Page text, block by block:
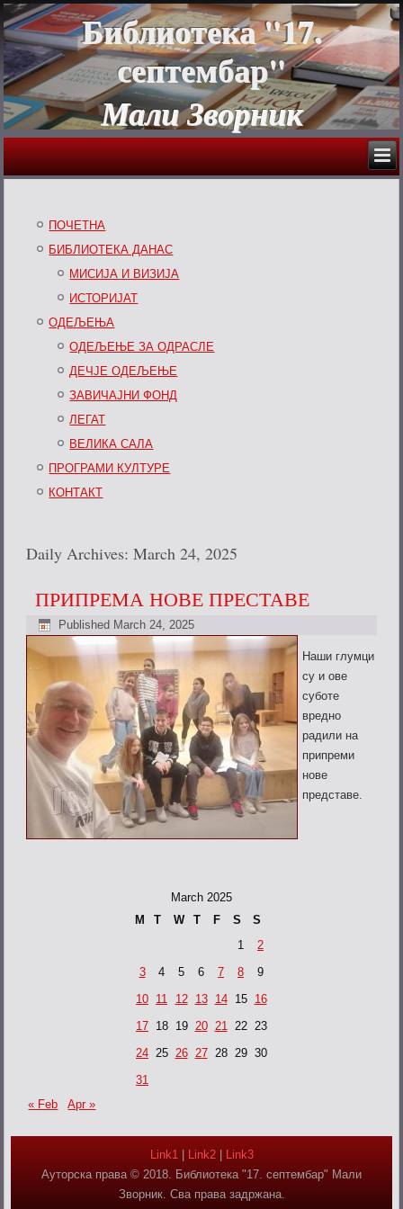
Библиотека "17.
септембар"
Мали Зворник
ПОЧЕТНА
БИБЛИОТЕКА ДАНАС
МИСИЈА И ВИЗИЈА
ИСТОРИЈАТ
ОДЕЉЕЊА
ОДЕЉЕЊЕ ЗА ОДРАСЛЕ
ДЕЧЈЕ ОДЕЉЕЊЕ
ЗАВИЧАЈНИ ФОНД
ЛЕГАТ
ВЕЛИКА САЛА
ПРОГРАМИ КУЛТУРЕ
КОНТАКТ
Daily Archives:March 24, 2025
ПРИПРЕМА НОВЕ ПРЕСТАВЕ
Published March 24, 2025
Наши глумци
су и ове
суботе
вредно
радили на
припреми
нове
представе.
March 2025
M
T W T F S
S
1
2
3
4 5 6 7 8
9
10 11 12 13 14 15
16
17 18 19 20 21 22 23
24 25 26 27 28 29 30
31
« Feb
Apr »
Link1 | Link2| Link3
Ауторска права © 2018. Библиотека "17. септембар" Мали
Зворник. Сва права задржана.